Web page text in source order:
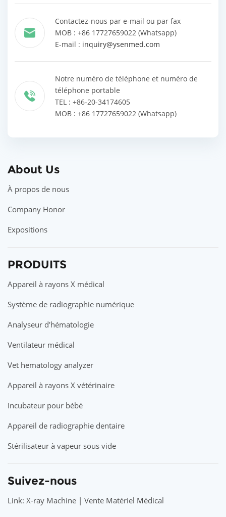
Contactez-nous par e-mail ou par fax
MOB : +86 17727659022 (Whatsapp)
E-mail : inquiry@ysenmed.com
Notre numéro de téléphone et numéro de
téléphone portable
TEL : +86-20-34174605
MOB : +86 17727659022 (Whatsapp)
About Us
À propos de nous
Company Honor
Expositions
PRODUITS
Appareil à rayons X médical
Système de radiographie numérique
Analyseur d'hématologie
Ventilateur médical
Vet hematology analyzer
Appareil à rayons X vétérinaire
Incubateur pour bébé
Appareil de radiographie dentaire
Stérilisateur à vapeur sous vide
Suivez-nous
Link: X-ray Machine | Vente Matériel Médical